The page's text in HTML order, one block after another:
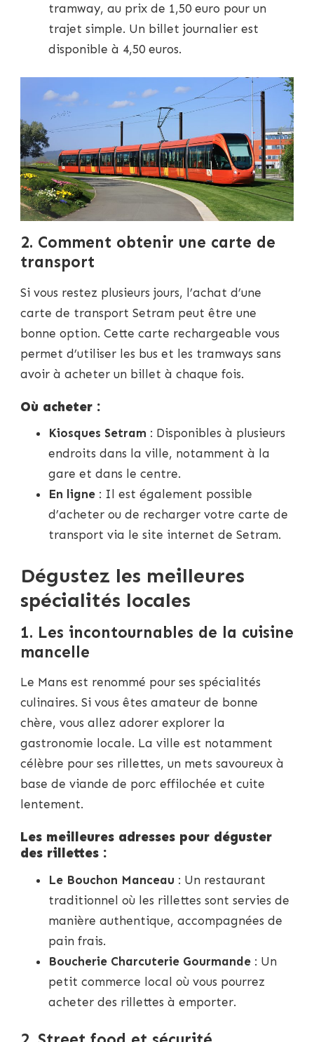
tramway, au prix de 1,50 euro pour un
trajet simple. Un billet journalier est
disponible à 4,50 euros.
2. Comment obtenir une carte de
transport
Si vous restez plusieurs jours, l’achat d’une
carte de transport Setram peut être une
bonne option. Cette carte rechargeable vous
permet d’utiliser les bus et les tramways sans
avoir à acheter un billet à chaque fois.
Où acheter :
Kiosques Setram : Disponibles à plusieurs
endroits dans la ville, notamment à la
gare et dans le centre.
En ligne : Il est également possible
d’acheter ou de recharger votre carte de
transport via le site internet de Setram.
Dégustez les meilleures
spécialités locales
1. Les incontournables de la cuisine
mancelle
Le Mans est renommé pour ses spécialités
culinaires. Si vous êtes amateur de bonne
chère, vous allez adorer explorer la
gastronomie locale. La ville est notamment
célèbre pour ses rillettes, un mets savoureux à
base de viande de porc effilochée et cuite
lentement.
Les meilleures adresses pour déguster
des rillettes :
Le Bouchon Manceau : Un restaurant
traditionnel où les rillettes sont servies de
manière authentique, accompagnées de
pain frais.
Boucherie Charcuterie Gourmande : Un
petit commerce local où vous pourrez
acheter des rillettes à emporter.